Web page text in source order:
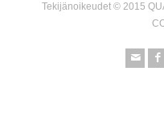
Tekijänoikeudet © 2015